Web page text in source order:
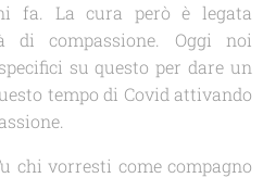
fa. La cura però è legata
di compassione. Oggi noi
su questo per dare un
tempo di Covid attivando
chi vorresti come compagno